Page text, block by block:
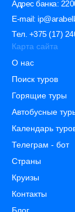
Адрес банка:
E-mail:
Тел. +375 (17)
Карта сайта
О нас
Поиск туров
Горящие туры
Автобусные
Календарь
Телеграм - бот
Страны
Круизы
Контакты